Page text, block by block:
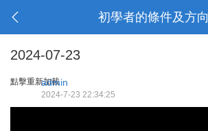
初學者的條件及方向
2024-07-23
點擊重新加載
admin
2024-7-23 22:34:25